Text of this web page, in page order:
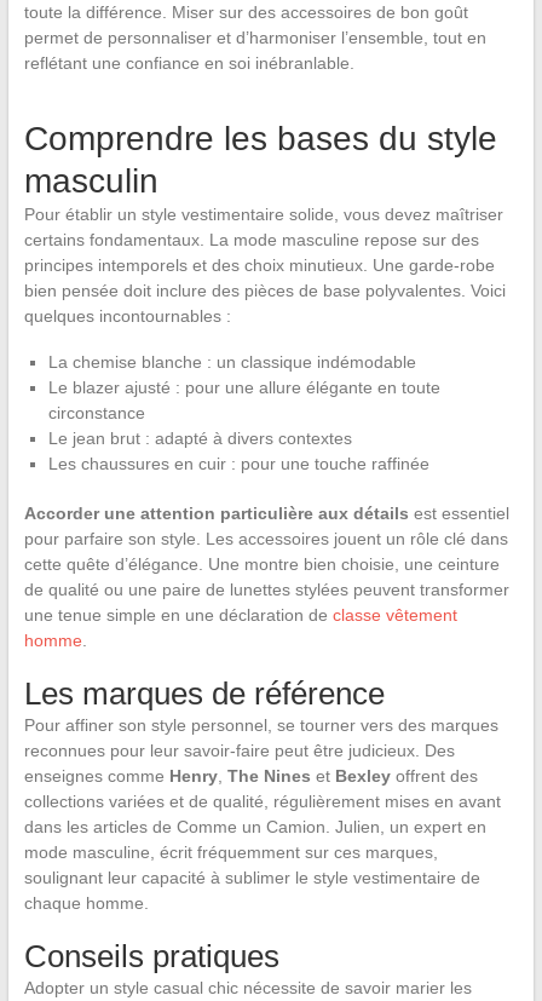
toute la différence. Miser sur des accessoires de bon goût
permet de personnaliser et d’harmoniser l’ensemble, tout en
reflétant une confiance en soi inébranlable.
Comprendre les bases du style
masculin
Pour établir un style vestimentaire solide, vous devez maîtriser
certains fondamentaux. La mode masculine repose sur des
principes intemporels et des choix minutieux. Une garde-robe
bien pensée doit inclure des pièces de base polyvalentes. Voici
quelques incontournables :
La chemise blanche : un classique indémodable
Le blazer ajusté : pour une allure élégante en toute
circonstance
Le jean brut : adapté à divers contextes
Les chaussures en cuir : pour une touche raffinée
Accorder une attention particulière aux détails est essentiel
pour parfaire son style. Les accessoires jouent un rôle clé dans
cette quête d’élégance. Une montre bien choisie, une ceinture
de qualité ou une paire de lunettes stylées peuvent transformer
une tenue simple en une déclaration de classe vêtement
homme
Les marques de référence
Pour affiner son style personnel, se tourner vers des marques
reconnues pour leur savoir-faire peut être judicieux. Des
enseignes comme Henry, The Nines et Bexleyoffrent des
collections variées et de qualité, régulièrement mises en avant
dans les articles de Comme un Camion. Julien, un expert en
mode masculine, écrit fréquemment sur ces marques,
soulignant leur capacité à sublimer le style vestimentaire de
chaque homme.
Conseils pratiques
Adopter un style casual chic nécessite de savoir marier les